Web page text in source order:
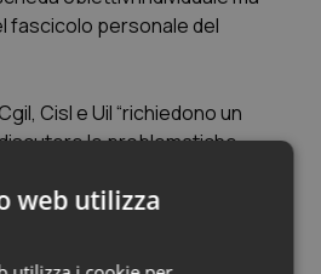
fascicolo personale del
Cisl e Uil “richiedono un
le problematiche
forse più invasiva di
sta creando nella
del personale assegnato agli
web utilizza